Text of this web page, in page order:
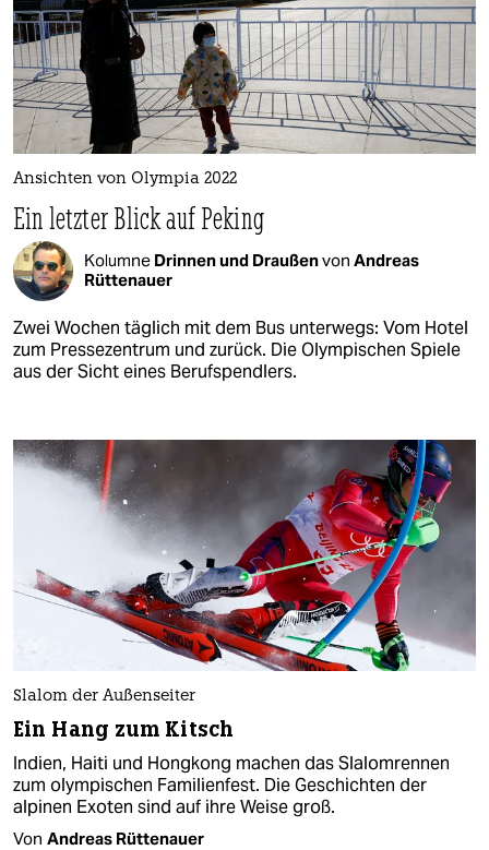
Ansichten von Olympia 2022
Ein letzter Blick auf Peking
Kolumne Drinnen und Draußenvon Andreas
Rüttenauer
Zwei Wochen täglich mit dem Bus unterwegs: Vom Hotel
zum Pressezentrum und zurück. Die Olympischen Spiele
aus der Sicht eines Berufspendlers.
Slalom der Außenseiter
Ein Hang zum Kitsch
Indien, Haiti und Hongkong machen das Slalomrennen
zum olympischen Familienfest. Die Geschichten der
alpinen Exoten sind auf ihre Weise groß.
Von Andreas Rüttenauer